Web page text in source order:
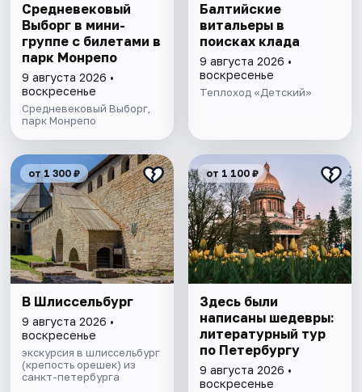
Cредневековый
Выборг в мини-
группе c билетами в
парк Монрепо
9 августа 2026 •
воскресенье
Средневековый Выборг,
парк Монрепо
Балтийские
витальеры в
поисках клада
9 августа 2026 •
воскресенье
Теплоход «Детский»
от 1 300 ₽
В Шлиссельбург
9 августа 2026 •
воскресенье
экскурсия в шлиссельбург
(крепость орешек) из
санкт-петербурга
от 1 100 ₽
Здесь были
написаны шедевры:
литературный тур
по Петербургу
9 августа 2026 •
воскресенье